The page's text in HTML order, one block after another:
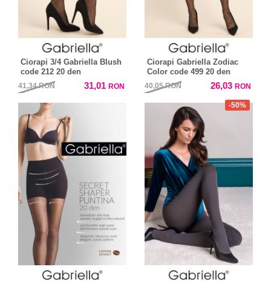
Ciorapi 3/4 Gabriella Blush
code 212 20 den
41,34RON 31,01 RON
Ciorapi Gabriella Zodiac
Color code 499 20 den
40,05RON 26,03 RON
-50%